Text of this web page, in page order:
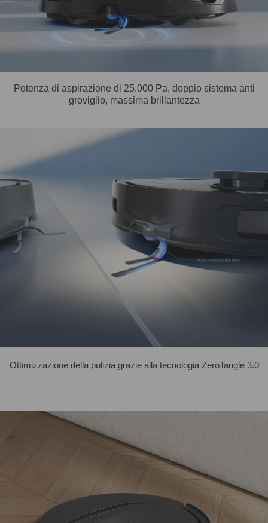
Potenza di aspirazione di 25.000 Pa, doppio sistema anti
groviglio, massima brillantezza
Ottimizzazione della pulizia grazie alla tecnologia ZeroTangle 3.0